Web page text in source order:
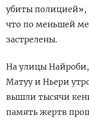
убиты полицией»,
что по меньшей
застрелены.
На улицы
Матуу и Ньери
вышли тысячи
память жертв